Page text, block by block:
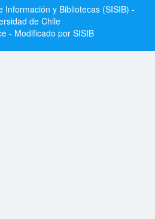
Información y Bibliotecas (SISIB) -
de Chile
- Modificado por SISIB